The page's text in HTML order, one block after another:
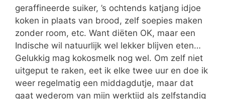
geraffineerde suiker, ’s ochtends katjang idjoe
koken in plaats van brood, zelf soepies maken
zonder room, etc. Want diëten OK, maar een
Indische wil natuurlijk wel lekker blijven eten…
Gelukkig mag kokosmelk nog wel. Om zelf niet
uitgeput te raken, eet ik elke twee uur en doe ik
weer regelmatig een middagdutje, maar dat
gaat wederom van mijn werktijd als zelfstandig